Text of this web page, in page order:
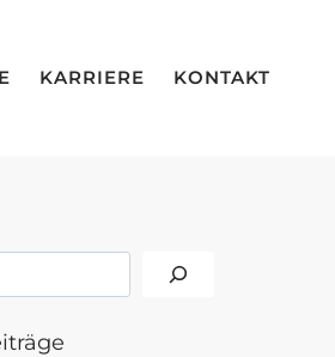
KARRIERE KONTAKT